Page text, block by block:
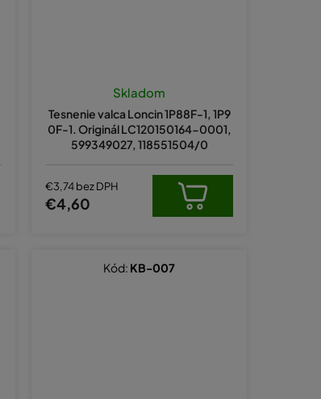
Tesnenie valca Loncin 1P88F-1, 1P9
0F-1. Originál LC120150164-0001,
599349027, 118551504/0
Skladom
€3,74 bez DPH
€4,60
Kód: KB-007